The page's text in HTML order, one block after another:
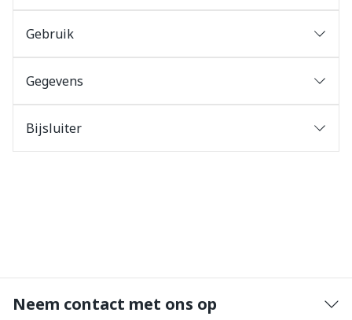
Gebruik
Gegevens
Bijsluiter
Neem contact met ons op